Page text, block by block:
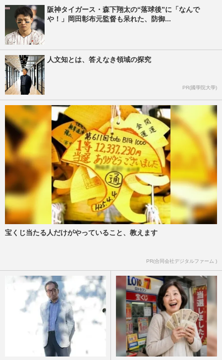
阪神タイガース・森下翔太の“落球後”に「なんで
や！」岡田彰布元監督も呆れた、防御...
人文知とは、答えなき領域の探究
PR(國學院大學)
宝くじ当たる人だけがやっていること、教えます
PR(合同会社デジタルファーム )